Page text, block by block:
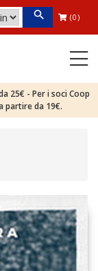
(0)
25€ - Per i soci Coop
partire da 19€.